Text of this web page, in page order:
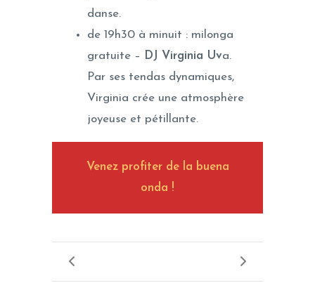
danse.
de 19h30 à minuit : milonga
gratuite –
DJ Virginia Uva.
Par ses tendas dynamiques,
Virginia crée une atmosphère
joyeuse et pétillante.
Venez profiter de la buena
onda !